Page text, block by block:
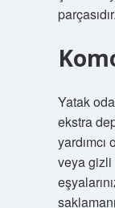
parçasıdır.
Yatak
ekstra
yardımcı
veya